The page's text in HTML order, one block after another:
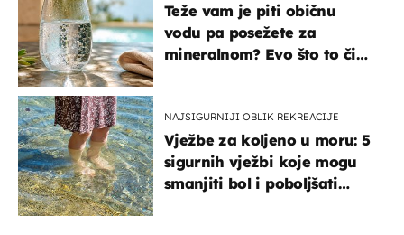
Teže vam je piti običnu
vodu pa posežete za
mineralnom? Evo što to čini
NAJSIGURNIJI OBLIK REKREACIJE
Vježbe za koljeno u moru: 5
sigurnih vježbi koje mogu
smanjiti bol i poboljšati